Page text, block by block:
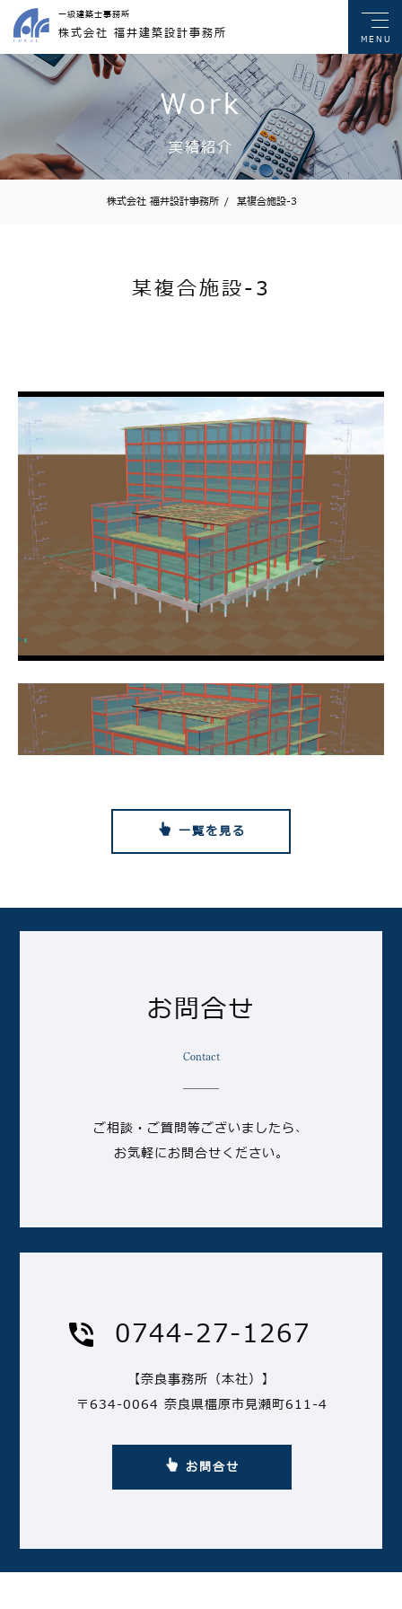
MENU
一級建築士事務所
株式会社 福井建築設計事務所
Work
実績紹介
株式会社 福井設計事務所 / 某複合施設-3
某複合施設-3
一覧を見る
お問合せ
Contact
ご相談・ご質問等ございましたら、
お気軽にお問合せください。
0744-27-1267
【奈良事務所（本社）】
〒634-0064 奈良県橿原市見瀬町611-4
お問合せ